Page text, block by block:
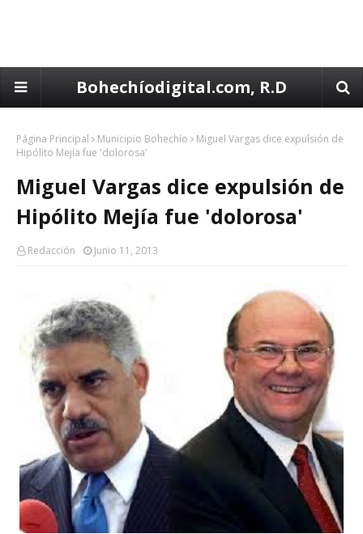
Bohechíodigital.com, R.D
Página Principal Municipio Bohechío
Miguel Vargas dice expulsión de
Hipólito Mejía fue 'dolorosa'
Miguel Vargas dice expulsión de
Hipólito Mejía fue 'dolorosa'
Redacción Junio 11, 2013